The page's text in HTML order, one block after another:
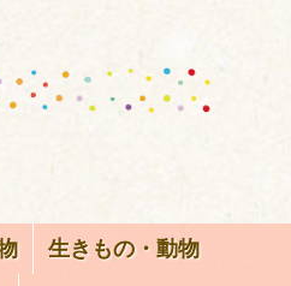
生きもの・動物